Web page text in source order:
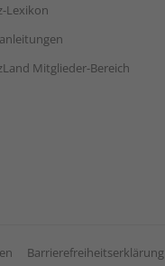
Lexikon
Mitglieder-Bereich
Barrierefreiheitserklärung